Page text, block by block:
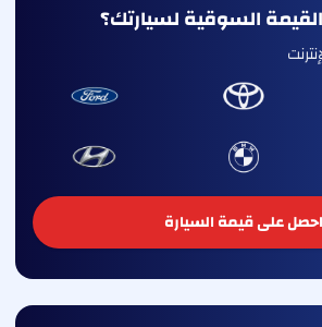
السوقية لسيارتك؟
احصل على قيمة السيارة